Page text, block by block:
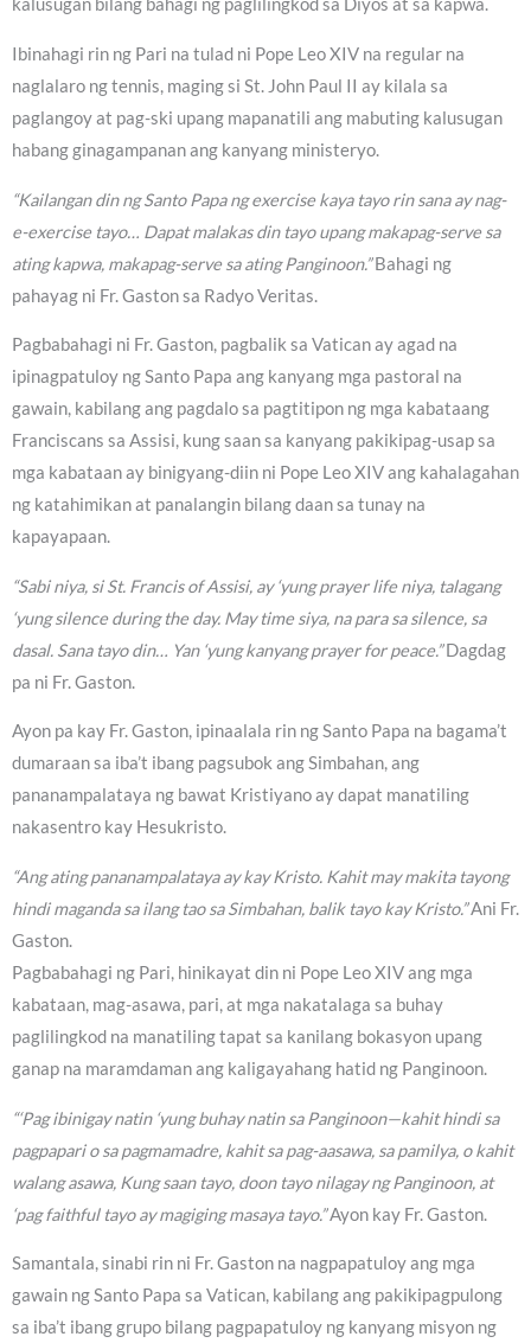
kalusugan bilang bahagi ng paglilingkod sa Diyos at sa kapwa.
Ibinahagi rin ng Pari na tulad ni Pope Leo XIV na regular na
naglalaro ng tennis, maging si St. John Paul II ay kilala sa
paglangoy at pag-ski upang mapanatili ang mabuting kalusugan
habang ginagampanan ang kanyang ministeryo.
“Kailangan din ng Santo Papa ng exercise kaya tayo rin sana ay nag-
e-exercise tayo… Dapat malakas din tayo upang makapag-serve sa
ating kapwa, makapag-serve sa ating Panginoon.”Bahagi ng
pahayag ni Fr. Gaston sa Radyo Veritas.
Pagbabahagi ni Fr. Gaston, pagbalik sa Vatican ay agad na
ipinagpatuloy ng Santo Papa ang kanyang mga pastoral na
gawain, kabilang ang pagdalo sa pagtitipon ng mga kabataang
Franciscans sa Assisi, kung saan sa kanyang pakikipag-usap sa
mga kabataan ay binigyang-diin ni Pope Leo XIV ang kahalagahan
ng katahimikan at panalangin bilang daan sa tunay na
kapayapaan.
“Sabi niya, si St. Francis of Assisi, ay ‘yung prayer life niya, talagang
‘yung silence during the day. May time siya, na para sa silence, sa
dasal. Sana tayo din… Yan ‘yung kanyang prayer for peace.”Dagdag
pa ni Fr. Gaston.
Ayon pa kay Fr. Gaston, ipinaalala rin ng Santo Papa na bagama’t
dumaraan sa iba’t ibang pagsubok ang Simbahan, ang
pananampalataya ng bawat Kristiyano ay dapat manatiling
nakasentro kay Hesukristo.
“Ang ating pananampalataya ay kay Kristo. Kahit may makita tayong
hindi maganda sa ilang tao sa Simbahan, balik tayo kay Kristo.”Ani Fr.
Gaston.
Pagbabahagi ng Pari, hinikayat din ni Pope Leo XIV ang mga
kabataan, mag-asawa, pari, at mga nakatalaga sa buhay
paglilingkod na manatiling tapat sa kanilang bokasyon upang
ganap na maramdaman ang kaligayahang hatid ng Panginoon.
“‘Pag ibinigay natin ‘yung buhay natin sa Panginoon—kahit hindi sa
pagpapari o sa pagmamadre, kahit sa pag-aasawa, sa pamilya, o kahit
walang asawa, Kung saan tayo, doon tayo nilagay ng Panginoon, at
‘pag faithful tayo ay magiging masaya tayo.”Ayon kay Fr. Gaston.
Samantala, sinabi rin ni Fr. Gaston na nagpapatuloy ang mga
gawain ng Santo Papa sa Vatican, kabilang ang pakikipagpulong
sa iba’t ibang grupo bilang pagpapatuloy ng kanyang misyon ng